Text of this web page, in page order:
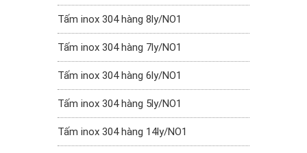
Tấm inox 304 hàng 8ly/NO1
Tấm inox 304 hàng 7ly/NO1
Tấm inox 304 hàng 6ly/NO1
Tấm inox 304 hàng 5ly/NO1
Tấm inox 304 hàng 14ly/NO1